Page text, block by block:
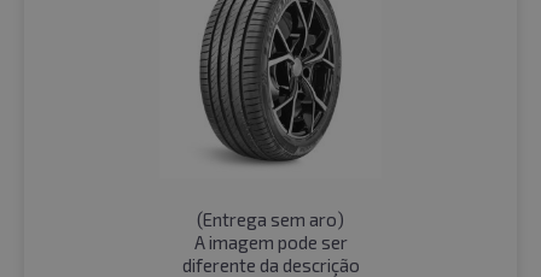
(Entrega sem aro)
A imagem pode ser
diferente da descrição